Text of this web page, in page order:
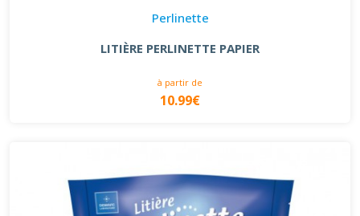
Perlinette
LITIÈRE PERLINETTE PAPIER
à partir de
10.99€